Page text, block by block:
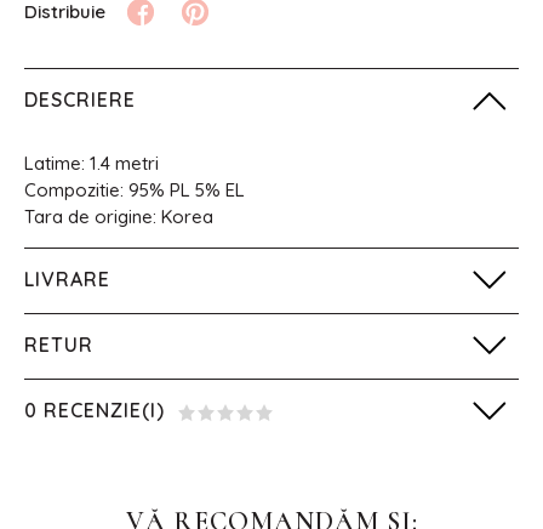
DESCRIERE
Latime: 1.4 metri
Compozitie: 95% PL 5% EL
Tara de origine: Korea
LIVRARE
RETUR
0 RECENZIE(I)
VĂ RECOMANDĂM SI: